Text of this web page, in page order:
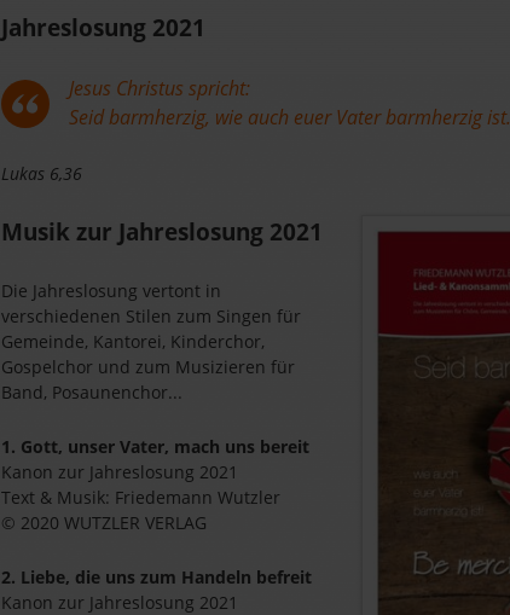
Jahreslosung 2021
Jesus Christus spricht:
Seid barmherzig, wie auch euer Vater barmherzig ist.
Lukas 6,36
Musik zur Jahreslosung 2021
Die Jahreslosung vertont in
verschiedenen Stilen zum Singen für
Gemeinde, Kantorei, Kinderchor,
Gospelchor und zum Musizieren für
Band, Posaunenchor...
1. Gott, unser Vater, mach uns bereit
Kanon zur Jahreslosung 2021
Text & Musik: Friedemann Wutzler
© 2020 WUTZLER VERLAG
2. Liebe, die uns zum Handeln befreit
Kanon zur Jahreslosung 2021